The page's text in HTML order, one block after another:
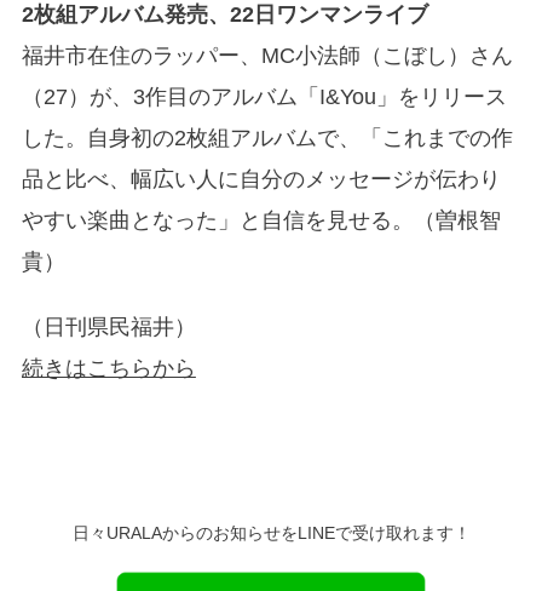
2枚組アルバム発売、22日ワンマンライブ
福井市在住のラッパー、MC小法師（こぼし）さん
（27）が、3作目のアルバム「I&You」をリリース
した。自身初の2枚組アルバムで、「これまでの作
品と比べ、幅広い人に自分のメッセージが伝わり
やすい楽曲となった」と自信を見せる。（曽根智
貴）
（日刊県民福井）
続きはこちらから
日々URALAからのお知らせをLINEで受け取れます！